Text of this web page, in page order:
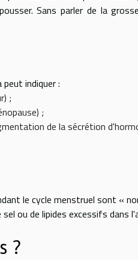
Sans parler de la
indiquer :
;
;
de la sécrétion
le cycle menstruel sont «
ou de lipides excessifs dans
?